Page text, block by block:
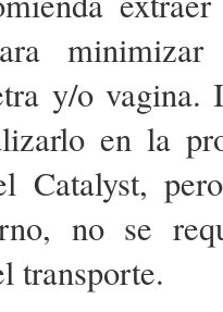
y/o vagina.
en la
Catalyst,
no se
transporte.